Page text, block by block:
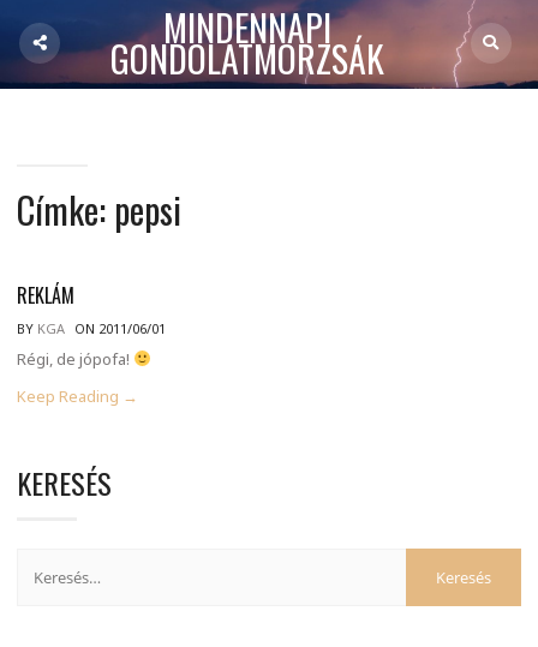
MINDENNAPI
GONDOLATMORZSÁK
Címke: pepsi
REKLÁM
BY KGA ON 2011/06/01
Régi, de jópofa!
Keep Reading →
KERESÉS